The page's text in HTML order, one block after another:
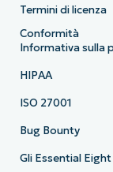
Termini di licenza
Conformità
Informativa sulla
HIPAA
ISO 27001
Bug Bounty
Gli Essential